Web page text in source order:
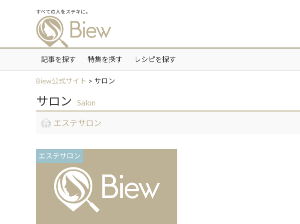
すべての人をステキに。
記事を探す 特集を探す レシピを探す
Biew公式サイト > サロン
サロン Salon
エステサロン
エステサロン